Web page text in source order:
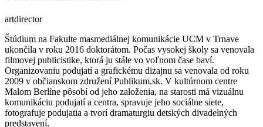
artdirector
Štúdium na Fakulte masmediálnej komunikácie UCM v Trnave
ukončila v roku 2016 doktorátom. Počas vysokej školy sa venovala
filmovej publicistike, ktorá ju stále vo voľnom čase baví.
Organizovaniu podujatí a grafickému dizajnu sa venovala od roku
2009 v občianskom združení Publikum.sk. V kultúrnom centre
Malom Berlíne pôsobí od jeho založenia, na starosti má vizuálnu
komunikáciu podujatí a centra, spravuje jeho sociálne siete,
fotografuje podujatia a tvorí dramaturgiu detských divadelných
predstavení.